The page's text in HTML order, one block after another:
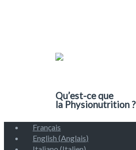
Qu’est-ce que
la Physionutrition ?
Français
English (Anglais)